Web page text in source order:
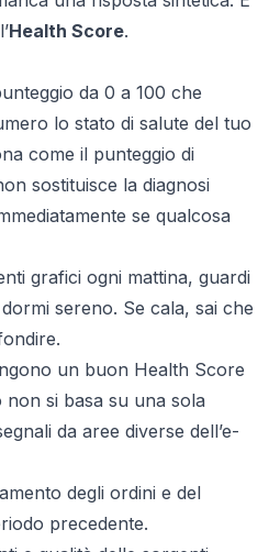
Health Score.
da 0 a 100 che
lo stato di salute del tuo
come il punteggio di
sostituisce la diagnosi
se qualcosa
grafici ogni mattina, guardi
sereno. Se cala, sai che
un buon Health Score
si basa su una sola
da aree diverse dell’e-
degli ordini e del
precedente.